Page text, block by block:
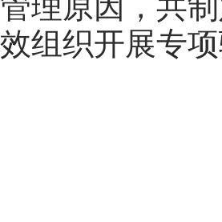
效组织开展专